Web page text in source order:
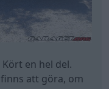
en hel del.
att göra, om